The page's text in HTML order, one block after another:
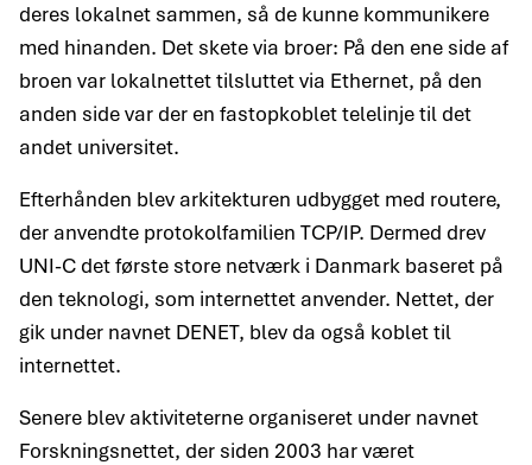
deres lokalnet sammen, så de kunne kommunikere
med hinanden. Det skete via broer: På den ene side af
broen var lokalnettet tilsluttet via Ethernet, på den
anden side var der en fastopkoblet telelinje til det
andet universitet.
Efterhånden blev arkitekturen udbygget med routere,
der anvendte protokolfamilien TCP/IP. Dermed drev
UNI-C det første store netværk i Danmark baseret på
den teknologi, som internettet anvender. Nettet, der
gik under navnet DENET, blev da også koblet til
internettet.
Senere blev aktiviteterne organiseret under navnet
Forskningsnettet, der siden 2003 har været